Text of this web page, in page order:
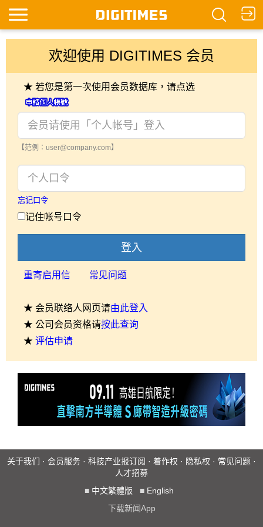
欢迎使用 DIGITIMES 会员
★ 若您是第一次使用会员数据库，请点选
【范例：user@company.com】
忘记口令
记住帐号口令
登入
重寄启用信 常见问题
★ 会员联络人网页请由此登入
★ 公司会员资格请按此查询
★ 评估申请
关于我们 · 会员服务 · 科技产业报订阅 · 着作权 · 隐私权 · 常见问题 ·
人才招募
■ 中文繁體版 ■ English
下载新闻App